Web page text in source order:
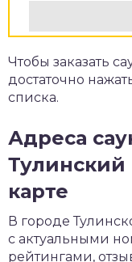
Чтобы заказать
достаточно
списка.
Адреса
карте
В городе
с актуальными
рейтингами,